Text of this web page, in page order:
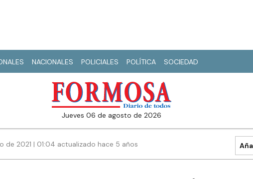
NACIONALES POLICIALES POLÍTICA SOCIEDAD
jueves 06 de agosto de 2026
de 2021 | 01:04 actualizado hace 5 años